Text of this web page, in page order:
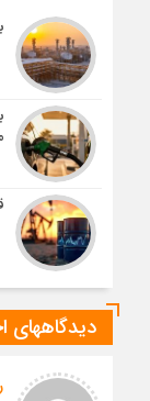
دیدگاههای